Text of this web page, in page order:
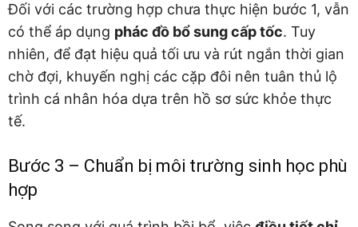
Đối với các trường hợp chưa thực hiện bước 1, vẫn
có thể áp dụng phác đồ bổ sung cấp tốc. Tuy
nhiên, để đạt hiệu quả tối ưu và rút ngắn thời gian
chờ đợi, khuyến nghị các cặp đôi nên tuân thủ lộ
trình cá nhân hóa dựa trên hồ sơ sức khỏe thực
tế.
Bước 3 – Chuẩn bị môi trường sinh học phù
hợp